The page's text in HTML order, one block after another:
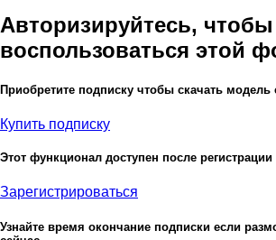
Авторизируйтесь, чтобы
воспользоваться этой
Приобретите подписку чтобы скачать модель
Купить подписку
Этот функционал доступен после регистрации
Зарегистрироваться
Узнайте время окончание подписки если